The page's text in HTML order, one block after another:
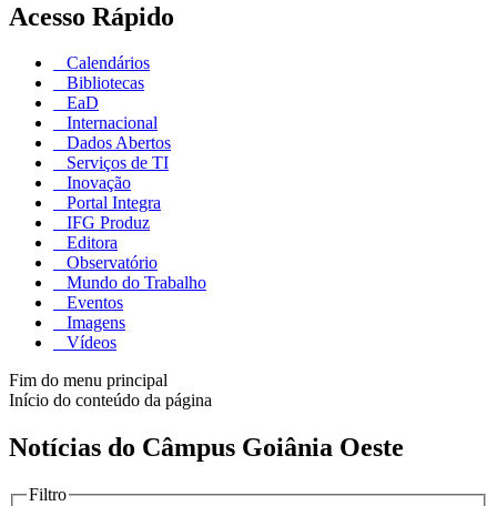
Acesso Rápido
Calendários
Bibliotecas
EaD
Internacional
Dados Abertos
Serviços de TI
Inovação
Portal Integra
IFG Produz
Editora
Observatório
Mundo do Trabalho
Eventos
Imagens
Vídeos
Fim do menu principal
Início do conteúdo da página
Notícias do Câmpus Goiânia Oeste
Filtro